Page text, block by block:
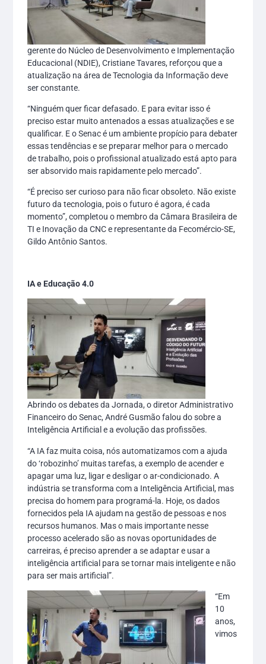
gerente do Núcleo de Desenvolvimento e Implementação
Educacional (NDIE), Cristiane Tavares, reforçou que a
atualização na área de Tecnologia da Informação deve
ser constante.
“Ninguém quer ficar defasado. E para evitar isso é
preciso estar muito antenados a essas atualizações e se
qualificar. E o Senac é um ambiente propício para debater
essas tendências e se preparar melhor para o mercado
de trabalho, pois o profissional atualizado está apto para
ser absorvido mais rapidamente pelo mercado”.
“É preciso ser curioso para não ficar obsoleto. Não existe
futuro da tecnologia, pois o futuro é agora, é cada
momento”, completou o membro da Câmara Brasileira de
TI e Inovação da CNC e representante da Fecomércio-SE,
Gildo Antônio Santos.
IA e Educação 4.0
Abrindo os debates da Jornada, o diretor Administrativo
Financeiro do Senac, André Gusmão falou do sobre a
Inteligência Artificial e a evolução das profissões.
“A IA faz muita coisa, nós automatizamos com a ajuda
do ‘robozinho’ muitas tarefas, a exemplo de acender e
apagar uma luz, ligar e desligar o ar-condicionado. A
indústria se transforma com a Inteligência Artificial, mas
precisa do homem para programá-la. Hoje, os dados
fornecidos pela IA ajudam na gestão de pessoas e nos
recursos humanos. Mas o mais importante nesse
processo acelerado são as novas oportunidades de
carreiras, é preciso aprender a se adaptar e usar a
inteligência artificial para se tornar mais inteligente e não
para ser mais artificial”.
“Em
10
anos,
vimos